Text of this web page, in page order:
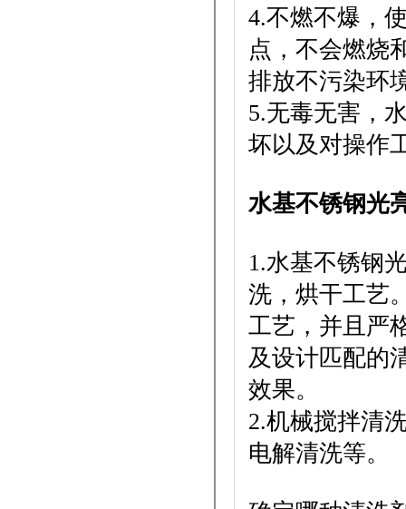
4.不燃不爆，
点，不会燃烧
排放不污染环
5.无毒无害，
坏以及对操作
水基不锈钢光
1.水基不锈钢
洗，烘干工艺
工艺，并且严
及设计匹配的
效果。
2.机械搅拌清
电解清洗等。